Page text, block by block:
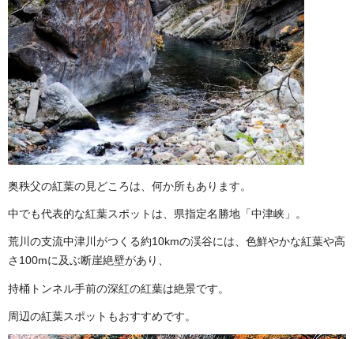
奥秩父の紅葉の見どころは、何か所もあります。
中でも代表的な紅葉スポットは、県指定名勝地「中津峡」。
荒川の支流中津川がつくる約10kmの渓谷には、色鮮やかな紅葉や高
さ100mに及ぶ断崖絶壁があり、
持桶トンネル手前の深紅の紅葉は絶景です。
周辺の紅葉スポットもおすすめです。